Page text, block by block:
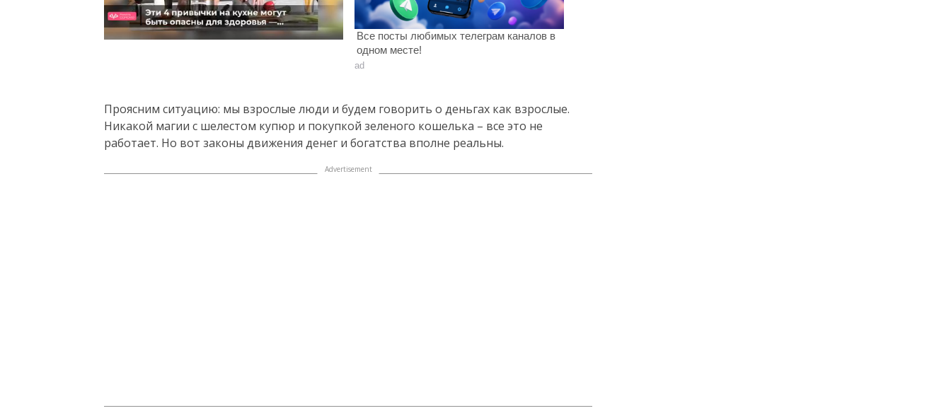
Все посты любимых телеграм каналов в
одном месте!
ad
Проясним ситуацию: мы взрослые люди и будем говорить о деньгах как взрослые.
Никакой магии с шелестом купюр и покупкой зеленого кошелька – все это не
работает. Но вот законы движения денег и богатства вполне реальны.